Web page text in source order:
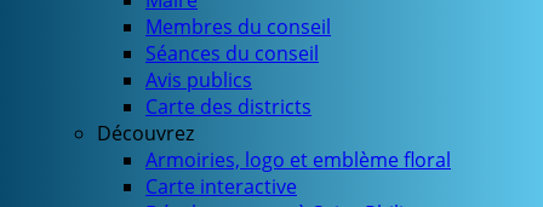
Membres du conseil
Séances du conseil
Avis publics
Carte des districts
Découvrez
Armoiries, logo et emblème floral
Carte interactive